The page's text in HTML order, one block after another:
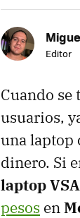
Editor
Cuando
usuarios,
una laptop
dinero. Si
laptop
pesos en